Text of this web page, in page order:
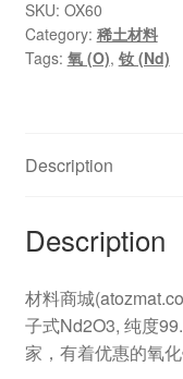
SKU: OX60
Category: 稀土材料
Tags: 氧 (O), 钕 (Nd)
Description
Description
材料商城
子式Nd2O3, 纯度
家，有着优惠的氧化